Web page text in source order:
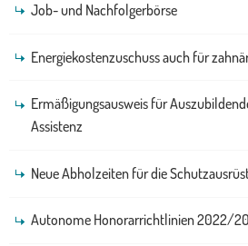
Job- und Nachfolgerbörse
Energiekostenzuschuss auch für
Ermäßigungsausweis für
Assistenz
Neue Abholzeiten für die
Autonome Honorarrichtlinien 2022/